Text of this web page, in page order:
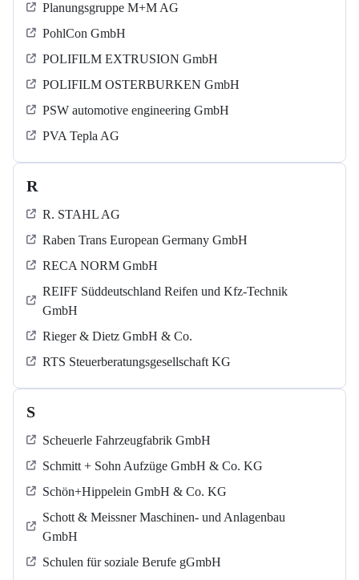
Planungsgruppe M+M AG
PohlCon GmbH
POLIFILM EXTRUSION GmbH
POLIFILM OSTERBURKEN GmbH
PSW automotive engineering GmbH
PVA Tepla AG
R
R. STAHL AG
Raben Trans European Germany GmbH
RECA NORM GmbH
REIFF Süddeutschland Reifen und Kfz-Technik
GmbH
Rieger & Dietz GmbH & Co.
RTS Steuerberatungsgesellschaft KG
S
Scheuerle Fahrzeugfabrik GmbH
Schmitt + Sohn Aufzüge GmbH & Co. KG
Schön+Hippelein GmbH & Co. KG
Schott & Meissner Maschinen- und Anlagenbau
GmbH
Schulen für soziale Berufe gGmbH